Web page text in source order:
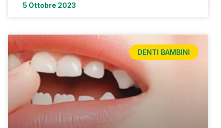
5 Ottobre 2023
DENTI BAMBINI